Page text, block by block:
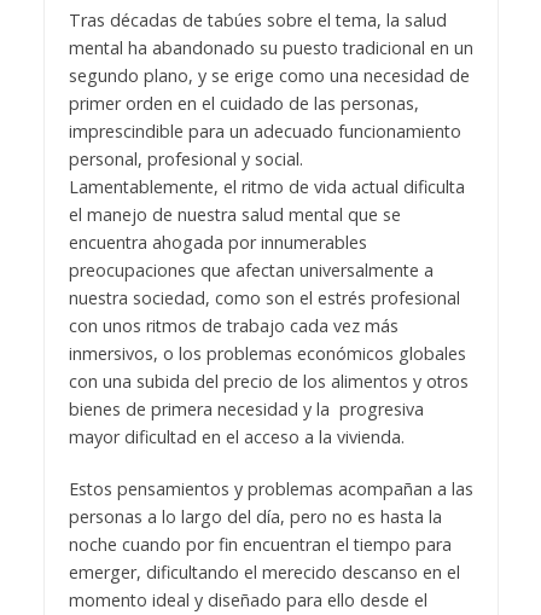
Tras décadas de tabúes sobre el tema, la salud
mental ha abandonado su puesto tradicional en un
segundo plano, y se erige como una necesidad de
primer orden en el cuidado de las personas,
imprescindible para un adecuado funcionamiento
personal, profesional y social.
Lamentablemente, el ritmo de vida actual dificulta
el manejo de nuestra salud mental que se
encuentra ahogada por innumerables
preocupaciones que afectan universalmente a
nuestra sociedad, como son el estrés profesional
con unos ritmos de trabajo cada vez más
inmersivos, o los problemas económicos globales
con una subida del precio de los alimentos y otros
bienes de primera necesidad y la progresiva
mayor dificultad en el acceso a la vivienda.
Estos pensamientos y problemas acompañan a las
personas a lo largo del día, pero no es hasta la
noche cuando por fin encuentran el tiempo para
emerger, dificultando el merecido descanso en el
momento ideal y diseñado para ello desde el